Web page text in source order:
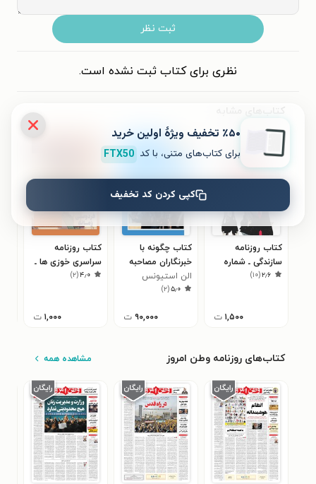
ثبت نظر
نظری برای کتاب ثبت نشده است.
کتاب‌های مشابه
کتاب روزنامه
سازندگی ـ شماره
۸۰۳ ـ ۲۸ آبان ۹۹۲٫۶(۱۰)
۱,۵۰۰ ت
کتاب چگونه با
خبرنگاران مصاحبه
کنیم؟
الن استیونس
۵٫۰(۲)
۹۰,۰۰۰ ت
کتاب روزنامه
سراسری خوزی ها ـ
۴٫۰(۲)
۱,۰۰۰ ت
کتاب‌های روزنامه وطن امروز مشاهده همه
٪۵۰ تخفیف ویژۀ اولین خرید
برای کتاب‌های متنی، با کد FTX50
کپی کردن کد تخفیف